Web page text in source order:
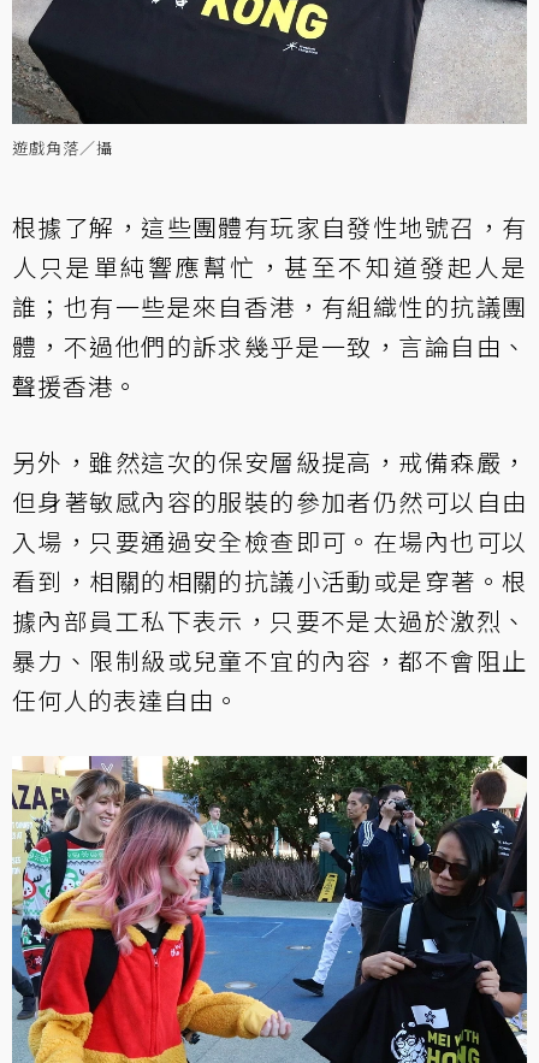
遊戲角落／攝
根據了解，這些團體有玩家自發性地號召，有
人只是單純響應幫忙，甚至不知道發起人是
誰；也有一些是來自香港，有組織性的抗議團
體，不過他們的訴求幾乎是一致，言論自由、
聲援香港。
另外，雖然這次的保安層級提高，戒備森嚴，
但身著敏感內容的服裝的參加者仍然可以自由
入場，只要通過安全檢查即可。在場內也可以
看到，相關的相關的抗議小活動或是穿著。根
據內部員工私下表示，只要不是太過於激烈、
暴力、限制級或兒童不宜的內容，都不會阻止
任何人的表達自由。